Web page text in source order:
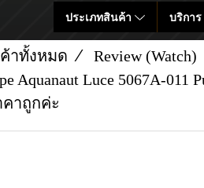
ประเภทสินค้า บริการ
าทั้งหมด
Review (Watch)
Aquanaut Luce 5067A-
าถูกค่ะ